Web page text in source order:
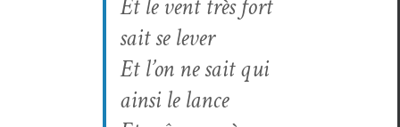
Et le vent très fort
sait se lever
Et l’on ne sait qui
ain­si le lance